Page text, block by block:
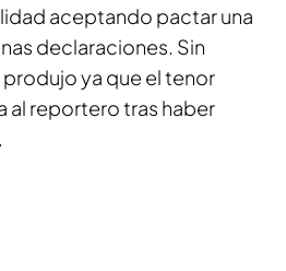
aceptando pactar una
declaraciones. Sin
ya que el tenor
al reportero tras haber